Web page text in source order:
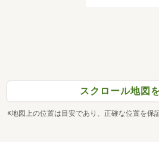
スクロール地図
※地図上の位置は目安であり、正確な位置を保